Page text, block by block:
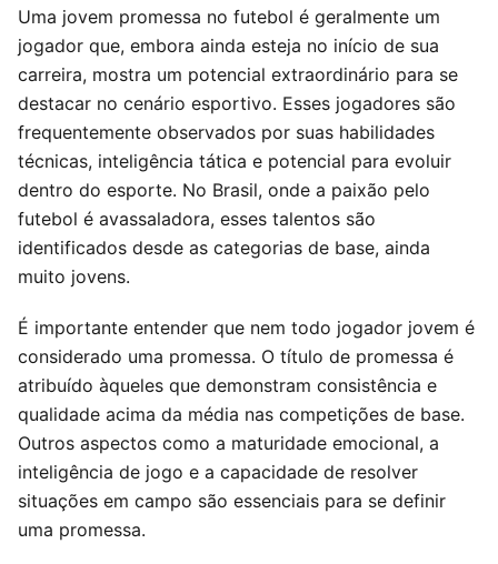
Uma jovem promessa no futebol é geralmente um
jogador que, embora ainda esteja no início de sua
carreira, mostra um potencial extraordinário para se
destacar no cenário esportivo. Esses jogadores são
frequentemente observados por suas habilidades
técnicas, inteligência tática e potencial para evoluir
dentro do esporte. No Brasil, onde a paixão pelo
futebol é avassaladora, esses talentos são
identificados desde as categorias de base, ainda
muito jovens.
É importante entender que nem todo jogador jovem é
considerado uma promessa. O título de promessa é
atribuído àqueles que demonstram consistência e
qualidade acima da média nas competições de base.
Outros aspectos como a maturidade emocional, a
inteligência de jogo e a capacidade de resolver
situações em campo são essenciais para se definir
uma promessa.